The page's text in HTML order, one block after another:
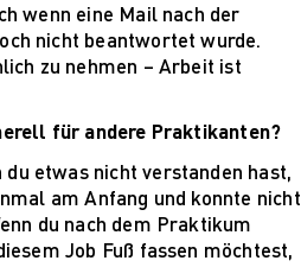
wenn eine Mail nach der
nicht beantwortet wurde.
zu nehmen – Arbeit ist
für andere Praktikanten?
etwas nicht verstanden hast,
am Anfang und konnte nicht
du nach dem Praktikum
Job Fuß fassen möchtest,